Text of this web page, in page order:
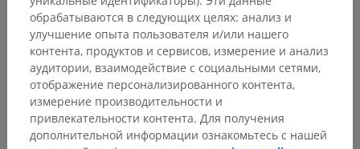
обрабатываются в следующих целях: анализ и
улучшение опыта пользователя и/или нашего
контента, продуктов и сервисов, измерение и анализ
аудитории, взаимодействие с социальными сетями,
отображение персонализированного контента,
измерение производительности и
привлекательности контента. Для получения
дополнительной информации ознакомьтесь с нашей